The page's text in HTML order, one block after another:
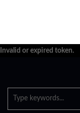
Invalid or expired token.